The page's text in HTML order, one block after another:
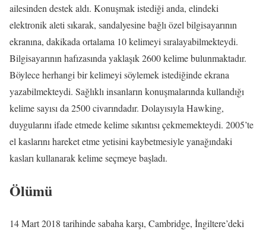
ailesinden destek aldı. Konuşmak istediği anda, elindeki
elektronik aleti sıkarak, sandalyesine bağlı özel bilgisayarının
ekranına, dakikada ortalama 10 kelimeyi sıralayabilmekteydi.
Bilgisayarının hafızasında yaklaşık 2600 kelime bulunmaktadır.
Böylece herhangi bir kelimeyi söylemek istediğinde ekrana
yazabilmekteydi. Sağlıklı insanların konuşmalarında kullandığı
kelime sayısı da 2500 civarındadır. Dolayısıyla Hawking,
duygularını ifade etmede kelime sıkıntısı çekmemekteydi. 2005’te
el kaslarını hareket etme yetisini kaybetmesiyle yanağındaki
kasları kullanarak kelime seçmeye başladı.
Ölümü
14 Mart 2018 tarihinde sabaha karşı, Cambridge, İngiltere’deki